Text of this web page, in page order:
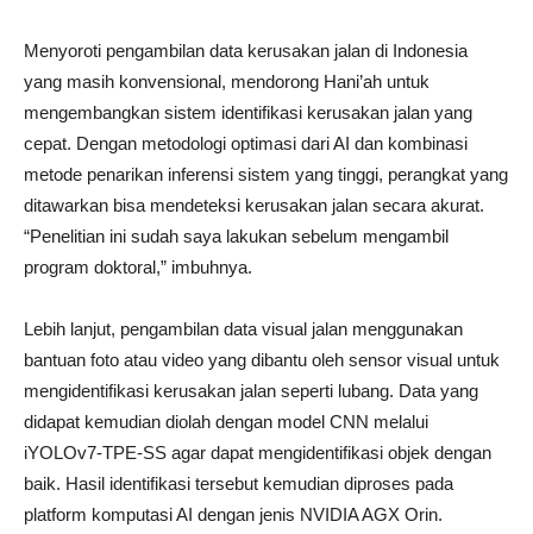
Menyoroti pengambilan data kerusakan jalan di Indonesia
yang masih konvensional, mendorong Hani’ah untuk
mengembangkan sistem identifikasi kerusakan jalan yang
cepat. Dengan metodologi optimasi dari AI dan kombinasi
metode penarikan inferensi sistem yang tinggi, perangkat yang
ditawarkan bisa mendeteksi kerusakan jalan secara akurat.
“Penelitian ini sudah saya lakukan sebelum mengambil
program doktoral,” imbuhnya.
Lebih lanjut, pengambilan data visual jalan menggunakan
bantuan foto atau video yang dibantu oleh sensor visual untuk
mengidentifikasi kerusakan jalan seperti lubang. Data yang
didapat kemudian diolah dengan model CNN melalui
iYOLOv7-TPE-SS agar dapat mengidentifikasi objek dengan
baik. Hasil identifikasi tersebut kemudian diproses pada
platform komputasi AI dengan jenis NVIDIA AGX Orin.